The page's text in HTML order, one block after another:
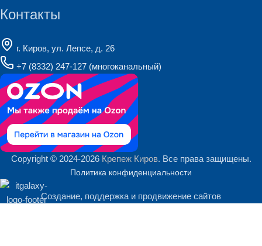
Контакты
г. Киров, ул. Лепсе, д. 26
+7 (8332) 247-127 (многоканальный)
Copyright © 2024-2026 Крепеж Киров. Все права защищены.
Политика конфиденциальности
Создание, поддержка и продвижение сайтов